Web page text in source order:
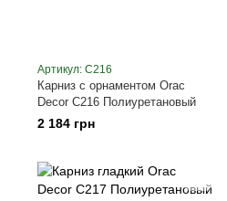
Артикул: C216
Карниз с орнаментом Orac
Decor C216 Полиуретановый
2 184 грн